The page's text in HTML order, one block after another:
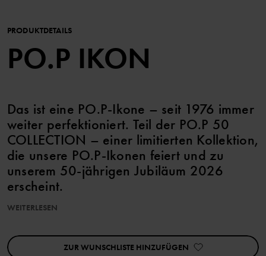
PRODUKTDETAILS
PO.P IKON
Das ist eine PO.P-Ikone – seit 1976 immer
weiter perfektioniert. Teil der PO.P 50
COLLECTION – einer limitierten Kollektion,
die unsere PO.P-Ikonen feiert und zu
unserem 50-jährigen Jubiläum 2026
erscheint.
Druckknöpfe an der Schulter erleichtern das Umziehen.
WEITERLESEN
ZUR WUNSCHLISTE HINZUFÜGEN